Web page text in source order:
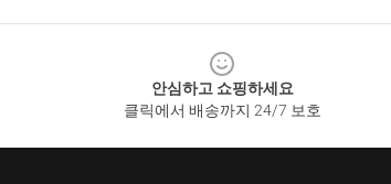
안심하고 쇼핑하세요
클릭에서 배송까지 24/7 보호